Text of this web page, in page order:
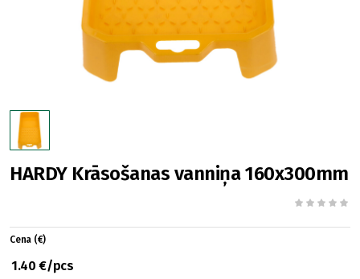
HARDY Krāsošanas vanniņa 160x300mm
Cena (€)
1.40 €/pcs